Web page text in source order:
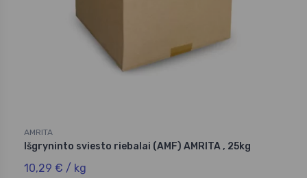
AMRITA
Išgryninto sviesto riebalai (AMF) AMRITA , 25kg
10,29 € / kg